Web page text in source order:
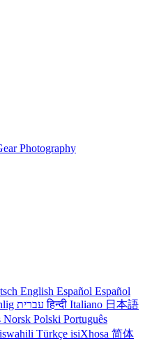
Photography
English Español Español
עבריתहिन्दी Italiano 日本語
Norsk Polski Português
Türkçe isiXhosa 简体